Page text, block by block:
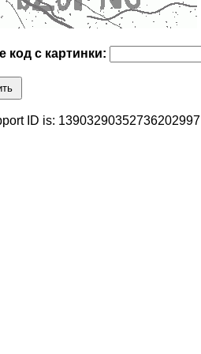
код с картинки:
ID is: 13903290352736202997